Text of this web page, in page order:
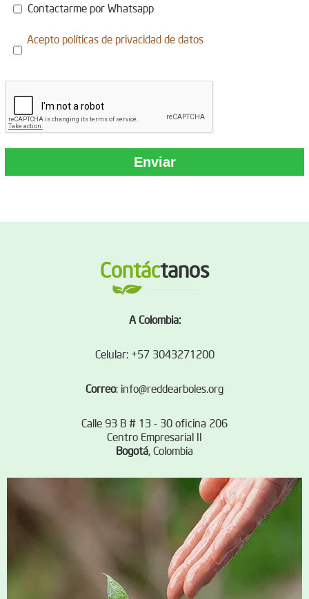
Contactarme por Whatsapp
Acepto políticas de privacidad de datos
Contáctanos
A Colombia:
Celular: +57 3043271200
Correo: info@reddearboles.org
Calle 93 B # 13 - 30 oficina 206
Centro Empresarial II
Bogotá, Colombia